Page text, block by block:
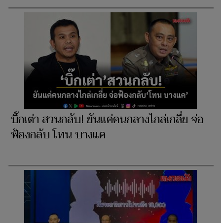
บิ๊กเต่า สวนกลับ! ยันแค่คนกลางไกล่เกลี่ย จ่อ
ฟ้องกลับ โทน บางแค